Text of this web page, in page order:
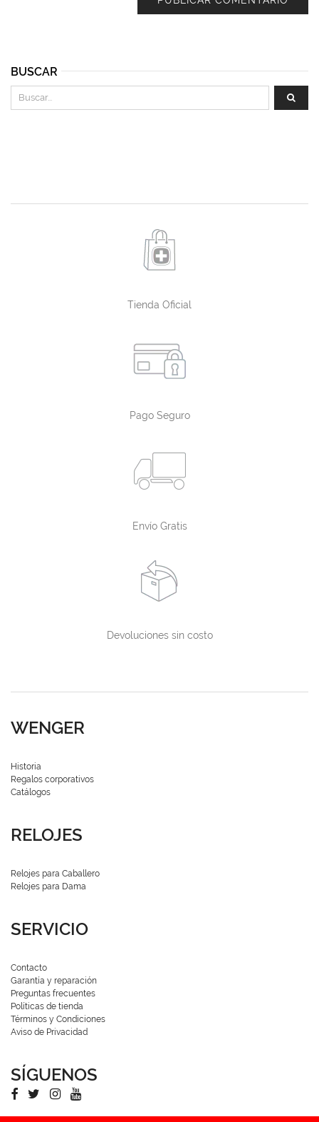
BUSCAR
Tienda Oficial
Pago Seguro
Envío Gratis
Devoluciones sin costo
WENGER
Historia
Regalos corporativos
Catálogos
RELOJES
Relojes para Caballero
Relojes para Dama
SERVICIO
Contacto
Garantía y reparación
Preguntas frecuentes
Políticas de tienda
Términos y Condiciones
Aviso de Privacidad
SÍGUENOS